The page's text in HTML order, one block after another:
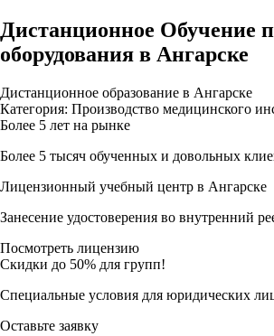
Дистанционное Обучение
оборудования в Ангарске
Дистанционное образование в Ангарске
Категория: Производство медицинского
Более 5 лет на рынке
Более 5 тысяч обученных и довольных
Лицензионный учебный центр в Ангарске
Занесение удостоверения во внутренний
Посмотреть лицензию
Скидки до 50% для групп!
Специальные условия для юридических
Оставьте заявку